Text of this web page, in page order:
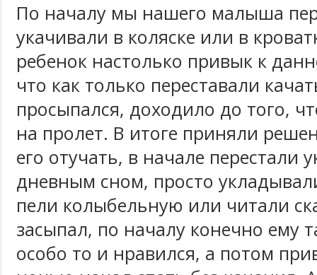
По началу мы нашего малыша
укачивали в коляске или в
ребенок настолько привык к
что как только переставали
просыпался, доходило до того,
на пролет. В итоге приняли
его отучать, в начале перестали
дневным сном, просто
пели колыбельную или читали
засыпал, по началу конечно ему
особо то и нравился, а потом